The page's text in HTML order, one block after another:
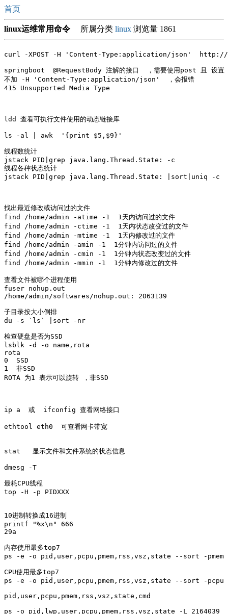
首页
linux运维常用命令 所属分类 linux 浏览量 1861
curl -XPOST -H 'Content-Type:application/json'
springboot  @RequestBody 注解的接口  ，需要使用post 且
不加 -H 'Content-Type:application/json'  ，会报错
415 Unsupported Media Type
ldd 查看可执行文件使用的动态链接库
ls -al | awk  '{print $5,$9}'
线程数统计
jstack PID|grep java.lang.Thread.State: -c
线程各种状态统计
jstack PID|grep java.lang.Thread.State: |sort|uniq -c
找出最近修改或访问过的文件
find /home/admin -atime -1  1天内访问过的文件
find /home/admin -ctime -1  1天内状态改变过的文件
find /home/admin -mtime -1  1天内修改过的文件
find /home/admin -amin -1  1分钟内访问过的文件
find /home/admin -cmin -1  1分钟内状态改变过的文件
find /home/admin -mmin -1  1分钟内修改过的文件
查看文件被哪个进程使用
fuser nohup.out
/home/admin/softwares/nohup.out: 2063139
子目录按大小倒排
du -s `ls` |sort -nr
检查硬盘是否为SSD
lsblk -d -o name,rota
rota
0  SSD
1  非SSD
ROTA 为1 表示可以旋转 ，非SSD
ip a  或  ifconfig 查看网络接口
ethtool eth0  可查看网卡带宽
stat   显示文件和文件系统的状态信息
dmesg -T
最耗CPU线程
top -H -p PIDXXX
10进制转换成16进制
printf "%x\n" 666
29a
内存使用最多top7
ps -e -o pid,user,pcpu,pmem,rss,vsz,state --sort -pmem
CPU使用最多top7
ps -e -o pid,user,pcpu,pmem,rss,vsz,state --sort -pcpu
pid,user,pcpu,pmem,rss,vsz,state,cmd
ps -o pid,lwp,user,pcpu,pmem,rss,vsz,state -L 2164039